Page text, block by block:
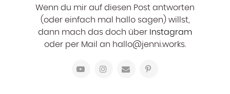
Wenn du mir auf diesen Post antworten
(oder einfach mal hallo sagen) willst,
dann mach das doch über Instagram
oder per Mail an hallo@jenni.works.